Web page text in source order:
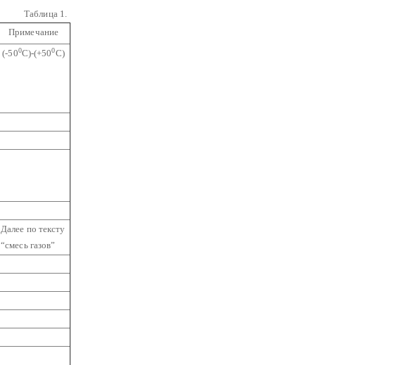
Таблица 1.
Примечание
(-500С)-(+500С)
Далее по тексту
“смесь газов”